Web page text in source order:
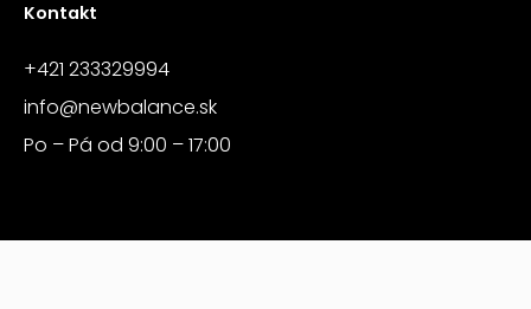
Kontakt
+421 233329994
info@newbalance.sk
Po – Pá od 9:00 – 17:00